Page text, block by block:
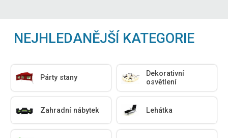
NEJHLEDANĚJŠÍ KATEGORIE
Párty stany
Dekorativní
osvětlení
Zahradní nábytek Lehátka